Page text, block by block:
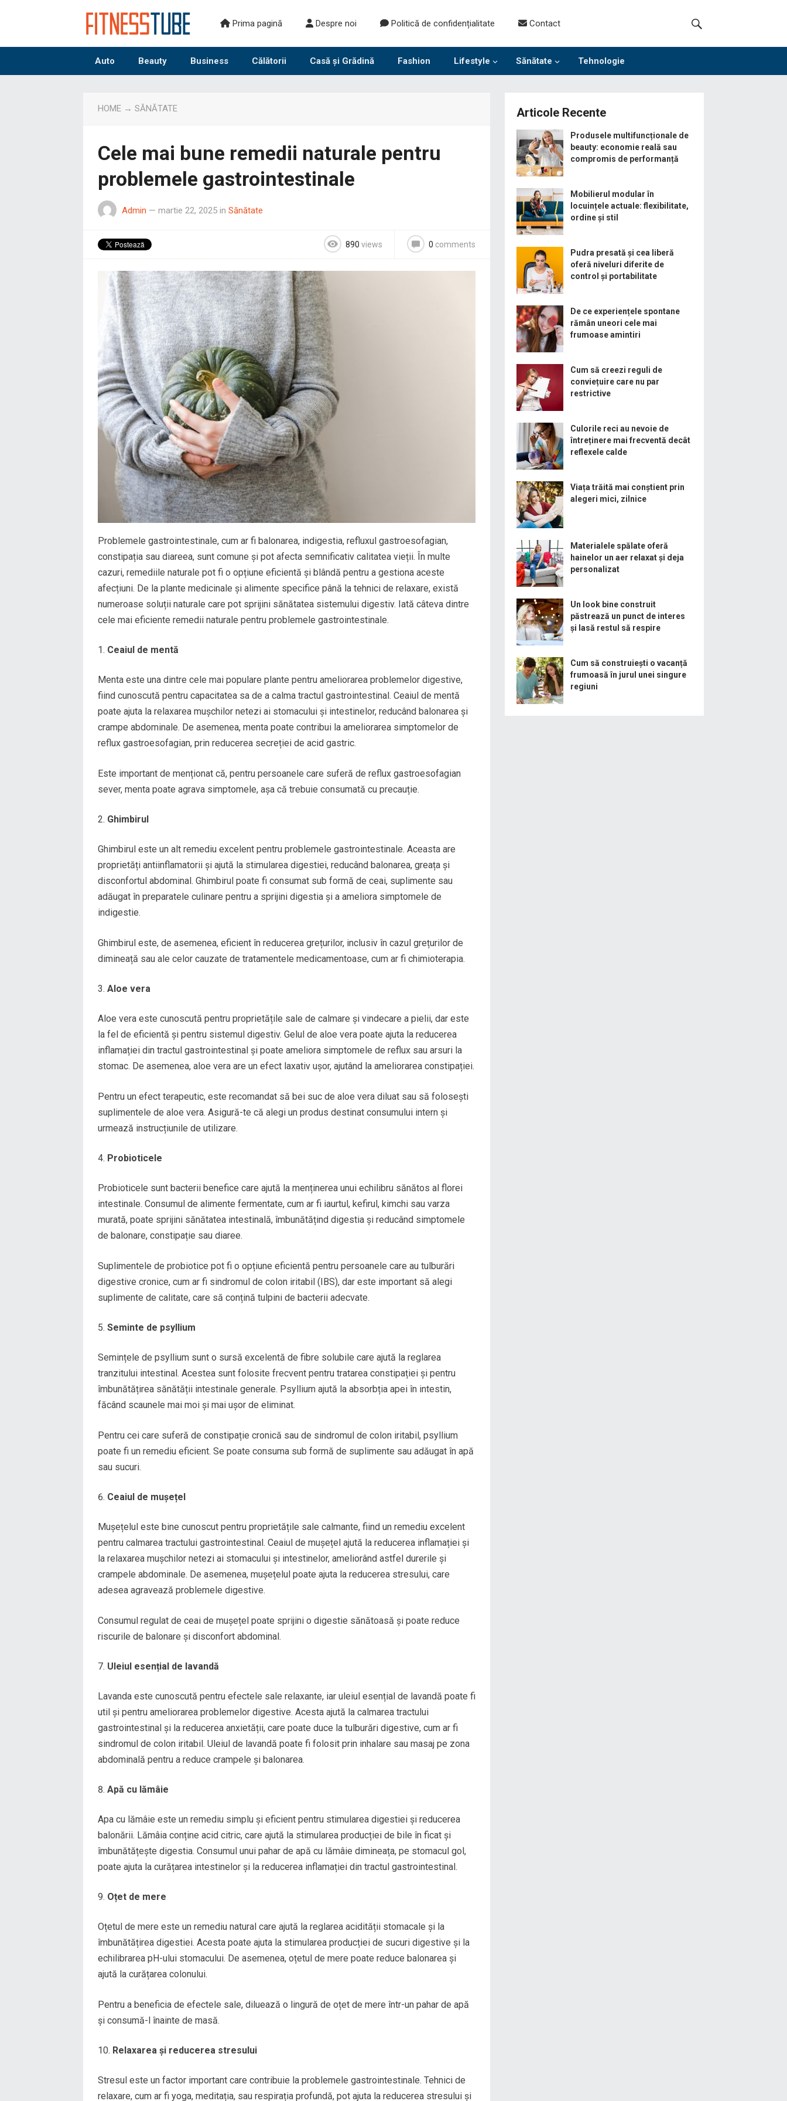
Prima pagină Despre noi Politică de confidențialitate Contact
Auto Beauty Business Călătorii Casă și Grădină Fashion Lifestyle Sănătate Tehnologie
HOME → SĂNĂTATE
Cele mai bune remedii naturale pentru
problemele gastrointestinale
Admin — martie 22, 2025 in Sănătate
890 views 0 comments
Problemele gastrointestinale, cum ar fi balonarea, indigestia, refluxul gastroesofagian,
constipația sau diareea, sunt comune și pot afecta semnificativ calitatea vieții. În multe
cazuri, remediile naturale pot fi o opțiune eficientă și blândă pentru a gestiona aceste
afecțiuni. De la plante medicinale și alimente specifice până la tehnici de relaxare, există
numeroase soluții naturale care pot sprijini sănătatea sistemului digestiv. Iată câteva dintre
cele mai eficiente remedii naturale pentru problemele gastrointestinale.
Ceaiul de mentă
Menta este una dintre cele mai populare plante pentru ameliorarea problemelor digestive,
fiind cunoscută pentru capacitatea sa de a calma tractul gastrointestinal. Ceaiul de mentă
poate ajuta la relaxarea mușchilor netezi ai stomacului și intestinelor, reducând balonarea și
crampe abdominale. De asemenea, menta poate contribui la ameliorarea simptomelor de
reflux gastroesofagian, prin reducerea secreției de acid gastric.
Este important de menționat că, pentru persoanele care suferă de reflux gastroesofagian
sever, menta poate agrava simptomele, așa că trebuie consumată cu precauție.
Ghimbirul
Ghimbirul este un alt remediu excelent pentru problemele gastrointestinale. Aceasta are
proprietăți antiinflamatorii și ajută la stimularea digestiei, reducând balonarea, greața și
disconfortul abdominal. Ghimbirul poate fi consumat sub formă de ceai, suplimente sau
adăugat în preparatele culinare pentru a sprijini digestia și a ameliora simptomele de
indigestie.
Ghimbirul este, de asemenea, eficient în reducerea grețurilor, inclusiv în cazul grețurilor de
dimineață sau ale celor cauzate de tratamentele medicamentoase, cum ar fi chimioterapia.
Aloe vera
Aloe vera este cunoscută pentru proprietățile sale de calmare și vindecare a pielii, dar este
la fel de eficientă și pentru sistemul digestiv. Gelul de aloe vera poate ajuta la reducerea
inflamației din tractul gastrointestinal și poate ameliora simptomele de reflux sau arsuri la
stomac. De asemenea, aloe vera are un efect laxativ ușor, ajutând la ameliorarea constipației.
Pentru un efect terapeutic, este recomandat să bei suc de aloe vera diluat sau să folosești
suplimentele de aloe vera. Asigură-te că alegi un produs destinat consumului intern și
urmează instrucțiunile de utilizare.
Probioticele
Probioticele sunt bacterii benefice care ajută la menținerea unui echilibru sănătos al florei
intestinale. Consumul de alimente fermentate, cum ar fi iaurtul, kefirul, kimchi sau varza
murată, poate sprijini sănătatea intestinală, îmbunătățind digestia și reducând simptomele
de balonare, constipație sau diaree.
Suplimentele de probiotice pot fi o opțiune eficientă pentru persoanele care au tulburări
digestive cronice, cum ar fi sindromul de colon iritabil (IBS), dar este important să alegi
suplimente de calitate, care să conțină tulpini de bacterii adecvate.
Seminte de psyllium
Semințele de psyllium sunt o sursă excelentă de fibre solubile care ajută la reglarea
tranzitului intestinal. Acestea sunt folosite frecvent pentru tratarea constipației și pentru
îmbunătățirea sănătății intestinale generale. Psyllium ajută la absorbția apei în intestin,
făcând scaunele mai moi și mai ușor de eliminat.
Pentru cei care suferă de constipație cronică sau de sindromul de colon iritabil, psyllium
poate fi un remediu eficient. Se poate consuma sub formă de suplimente sau adăugat în apă
sau sucuri.
Ceaiul de mușețel
Mușețelul este bine cunoscut pentru proprietățile sale calmante, fiind un remediu excelent
pentru calmarea tractului gastrointestinal. Ceaiul de mușețel ajută la reducerea inflamației și
la relaxarea mușchilor netezi ai stomacului și intestinelor, ameliorând astfel durerile și
crampele abdominale. De asemenea, mușețelul poate ajuta la reducerea stresului, care
adesea agravează problemele digestive.
Consumul regulat de ceai de mușețel poate sprijini o digestie sănătoasă și poate reduce
riscurile de balonare și disconfort abdominal.
Uleiul esențial de lavandă
Lavanda este cunoscută pentru efectele sale relaxante, iar uleiul esențial de lavandă poate fi
util și pentru ameliorarea problemelor digestive. Acesta ajută la calmarea tractului
gastrointestinal și la reducerea anxietății, care poate duce la tulburări digestive, cum ar fi
sindromul de colon iritabil. Uleiul de lavandă poate fi folosit prin inhalare sau masaj pe zona
abdominală pentru a reduce crampele și balonarea.
Apă cu lămâie
Apa cu lămâie este un remediu simplu și eficient pentru stimularea digestiei și reducerea
balonării. Lămâia conține acid citric, care ajută la stimularea producției de bile în ficat și
îmbunătățește digestia. Consumul unui pahar de apă cu lămâie dimineața, pe stomacul gol,
poate ajuta la curățarea intestinelor și la reducerea inflamației din tractul gastrointestinal.
Oțet de mere
Oțetul de mere este un remediu natural care ajută la reglarea acidității stomacale și la
îmbunătățirea digestiei. Acesta poate ajuta la stimularea producției de sucuri digestive și la
echilibrarea pH-ului stomacului. De asemenea, oțetul de mere poate reduce balonarea și
ajută la curățarea colonului.
Pentru a beneficia de efectele sale, diluează o lingură de oțet de mere într-un pahar de apă
și consumă-l înainte de masă.
Relaxarea și reducerea stresului
Stresul este un factor important care contribuie la problemele gastrointestinale. Tehnici de
relaxare, cum ar fi yoga, meditația, sau respirația profundă, pot ajuta la reducerea stresului și
Articole Recente
Produsele multifuncționale de
beauty: economie reală sau
compromis de performanță
Mobilierul modular în
locuințele actuale: flexibilitate,
ordine și stil
Pudra presată și cea liberă
oferă niveluri diferite de
control și portabilitate
De ce experiențele spontane
rămân uneori cele mai
frumoase amintiri
Cum să creezi reguli de
conviețuire care nu par
restrictive
Culorile reci au nevoie de
întreținere mai frecventă decât
reflexele calde
Viața trăită mai conștient prin
alegeri mici, zilnice
Materialele spălate oferă
hainelor un aer relaxat și deja
personalizat
Un look bine construit
păstrează un punct de interes
și lasă restul să respire
Cum să construiești o vacanță
frumoasă în jurul unei singure
regiuni